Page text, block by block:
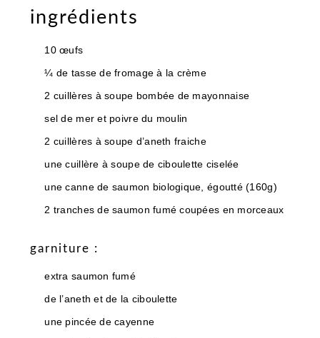
ingrédients
10 œufs
¼ de tasse de fromage à la crème
2 cuillères à soupe bombée de mayonnaise
sel de mer et poivre du moulin
2 cuillères à soupe d’aneth fraiche
une cuillère à soupe de ciboulette ciselée
une canne de saumon biologique, égoutté (160g)
2 tranches de saumon fumé coupées en morceaux
garniture :
extra saumon fumé
de l’aneth et de la ciboulette
une pincée de cayenne